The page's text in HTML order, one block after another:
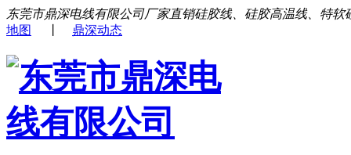
东莞市鼎深电线有限公司厂家直销硅胶线、硅胶高温线、特
地图
鼎深动态